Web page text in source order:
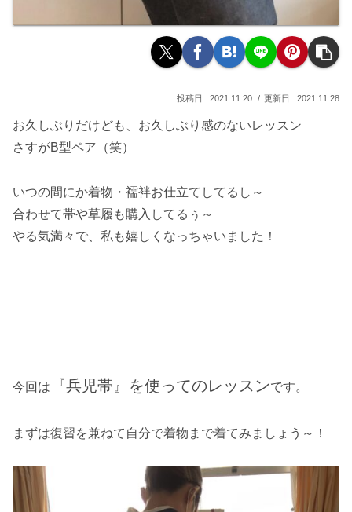
2021.11.20 2021.11.28
お久しぶりだけども、お久しぶり感のないレッスン
さすがB型ペア（笑）
いつの間にか着物・襦袢お仕立てしてるし～
合わせて帯や草履も購入してるぅ～
やる気満々で、私も嬉しくなっちゃいました！
今回は 『兵児帯』を使ってのレッスンです。
まずは復習を兼ねて自分で着物まで着てみましょう～！